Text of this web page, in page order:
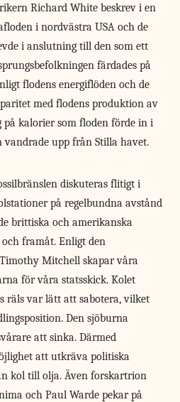
Richard White beskrev i en
i nordvästra USA och de
i anslutning till den som ett
färdades på
flodens energiflöden och de
med flodens produktion av
på kalorier som floden förde in i
upp från Stilla havet.
diskuteras flitigt i
på regelbundna avstånd
brittiska och amerikanska
framåt. Enligt den
Mitchell skapar våra
för våra statsskick. Kolet
räls var lätt att sabotera, vilket
Den sjöburna
att sinka. Därmed
att utkräva politiska
kol till olja. Även forskartrion
och Paul Warde pekar på